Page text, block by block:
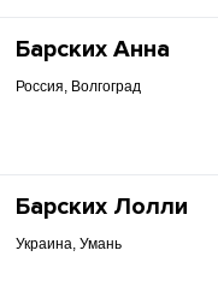
Барских Анна
Россия, Волгоград
Барских Лолли
Украина, Умань